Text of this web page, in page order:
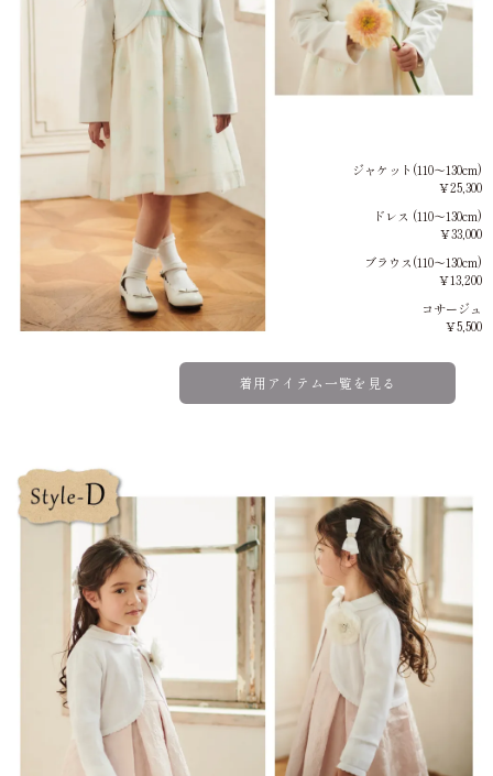
ジャケット(110～130cm)
￥25,300
ドレス (110～130cm)
￥33,000
ブラウス(110～130cm)
￥13,200
コサージュ
￥5,500
着用アイテム一覧を見る